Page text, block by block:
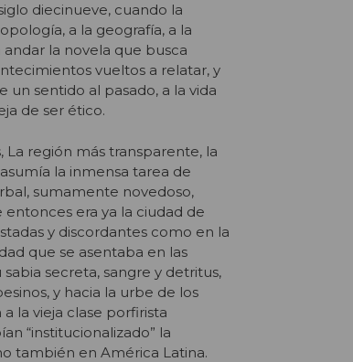
diecinueve, cuando la
a la geografía, a la
andar la novela que busca
vueltos a relatar, y
sentido al pasado, a la vida
de ser ético.
región más transparente, la
la inmensa tarea de
sumamente novedoso,
era ya la ciudad de
y discordantes como en la
que se asentaba en las
secreta, sangre y detritus,
y hacia la urbe de los
la vieja clase porfirista
“institucionalizado” la
también en América Latina.